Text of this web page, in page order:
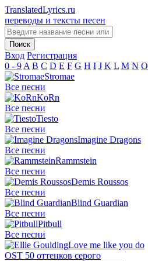
TranslatedLyrics.ru
переводы и тексты песен
Вход Регистрация
0 - 9 A B C D E F G H I J K L M N O
Stromae
Все песни
KoRn
Все песни
Tiesto
Все песни
Imagine Dragons
Все песни
Rammstein
Все песни
Demis Roussos
Все песни
Blind Guardian
Все песни
Pitbull
Все песни
Love me like you do
OST 50 оттенков серого